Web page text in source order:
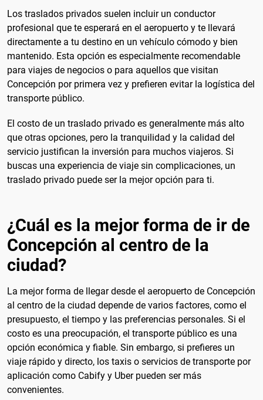
Los traslados privados suelen incluir un conductor
profesional que te esperará en el aeropuerto y te llevará
directamente a tu destino en un vehículo cómodo y bien
mantenido. Esta opción es especialmente recomendable
para viajes de negocios o para aquellos que visitan
Concepción por primera vez y prefieren evitar la logística del
transporte público.
El costo de un traslado privado es generalmente más alto
que otras opciones, pero la tranquilidad y la calidad del
servicio justifican la inversión para muchos viajeros. Si
buscas una experiencia de viaje sin complicaciones, un
traslado privado puede ser la mejor opción para ti.
¿Cuál es la mejor forma de ir de
Concepción al centro de la
ciudad?
La mejor forma de llegar desde el aeropuerto de Concepción
al centro de la ciudad depende de varios factores, como el
presupuesto, el tiempo y las preferencias personales. Si el
costo es una preocupación, el transporte público es una
opción económica y fiable. Sin embargo, si prefieres un
viaje rápido y directo, los taxis o servicios de transporte por
aplicación como Cabify y Uber pueden ser más
convenientes.